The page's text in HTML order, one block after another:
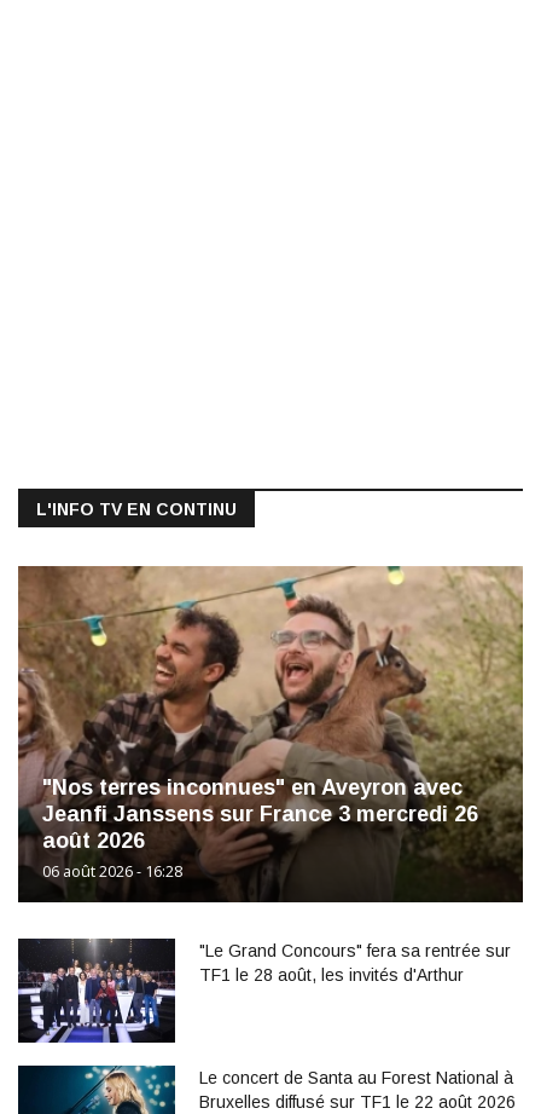
L'INFO TV EN CONTINU
"Nos terres inconnues" en Aveyron avec
Jeanfi Janssens sur France 3 mercredi 26
août 2026
06 août 2026 - 16:28
"Le Grand Concours" fera sa rentrée sur
TF1 le 28 août, les invités d'Arthur
Le concert de Santa au Forest National à
Bruxelles diffusé sur TF1 le 22 août 2026